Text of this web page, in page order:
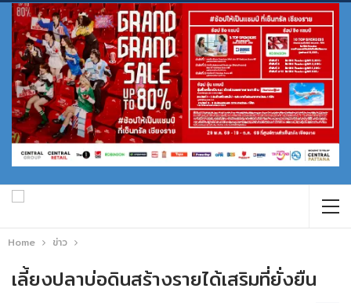
Home ข่าว
เลี้ยงปลาบ่อดินสร้างรายได้เสริมที่ยั่งยืน